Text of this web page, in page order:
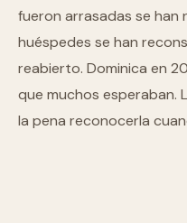
fueron arrasadas se han
huéspedes se han
reabierto. Dominica en
que muchos esperaban.
la pena reconocerla